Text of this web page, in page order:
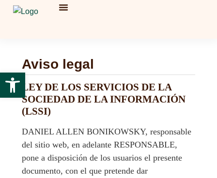
Abrir barra de herramientas
Aviso legal
LEY DE LOS SERVICIOS DE LA
SOCIEDAD DE LA INFORMACIÓN
(LSSI)
DANIEL ALLEN BONIKOWSKY, responsable
del sitio web, en adelante RESPONSABLE,
pone a disposición de los usuarios el presente
documento, con el que pretende dar